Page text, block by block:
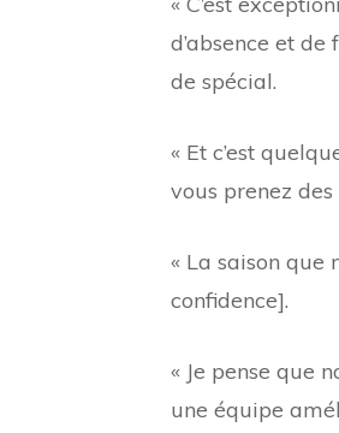
d’absence et
de spécial.
« Et c’est
vous prenez des
« La saison que
confidence].
« Je pense que
une équipe